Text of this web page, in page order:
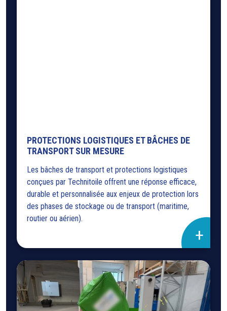
PROTECTIONS LOGISTIQUES ET BÂCHES DE
TRANSPORT SUR MESURE
Les bâches de transport et protections logistiques
conçues par Technitoile offrent une réponse efficace,
durable et personnalisée aux enjeux de protection lors
des phases de stockage ou de transport (maritime,
routier ou aérien).
+